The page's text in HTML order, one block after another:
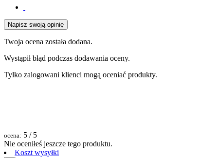
Napisz swoją opinię
Twoja ocena została dodana.
Wystąpił błąd podczas dodawania oceny.
Tylko zalogowani klienci mogą oceniać produkty.
ocena: 5 / 5
Nie oceniłeś jeszcze tego produktu.
Koszt wysyłki